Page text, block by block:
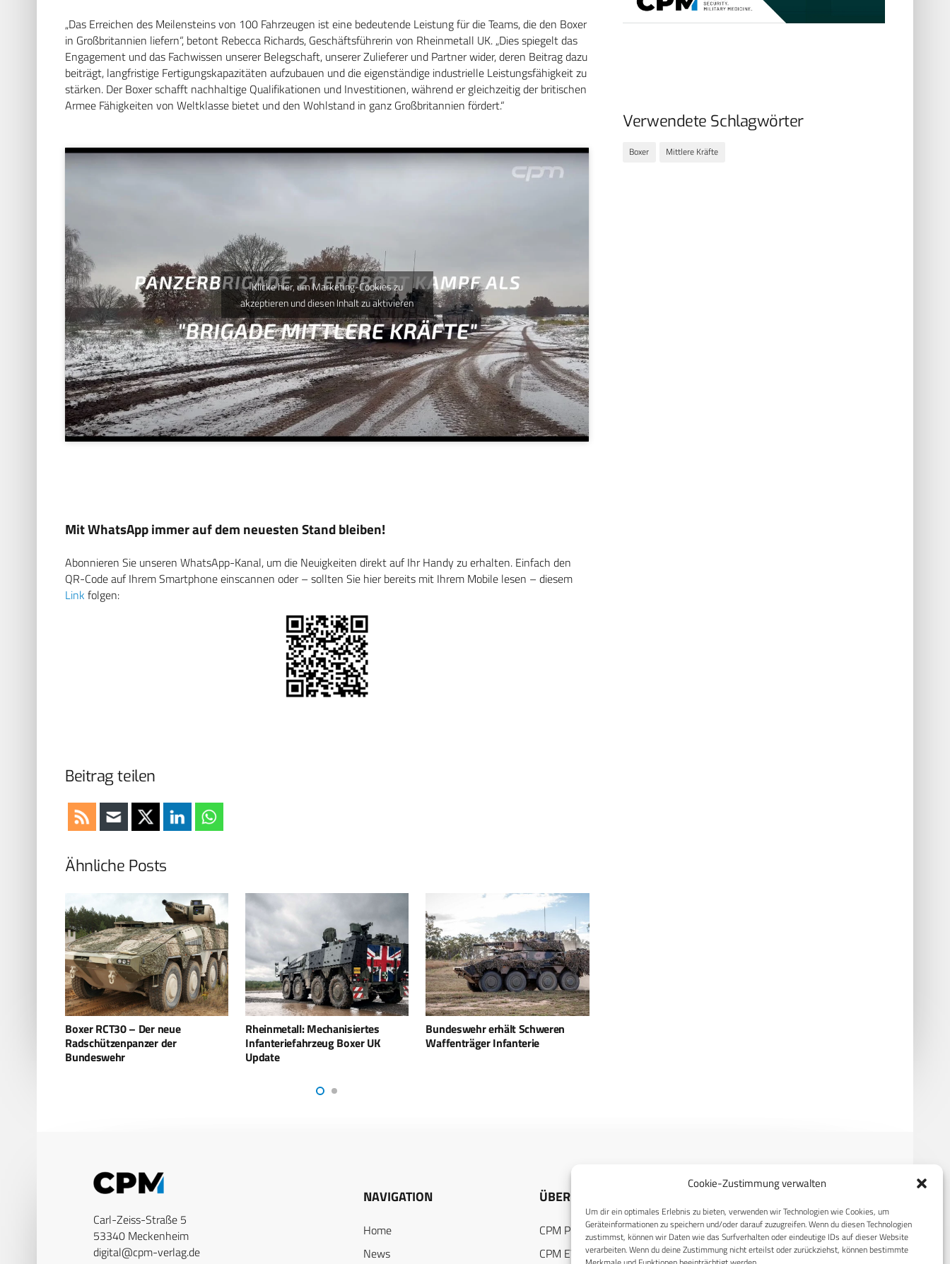
Cookie-Zustimmung verwalten
Um dir ein optimales Erlebnis zu bieten, verwenden wir Technologien wie Cookies, um
Geräteinformationen zu speichern und/oder darauf zuzugreifen. Wenn du diesen Technologien
zustimmst, können wir Daten wie das Surfverhalten oder eindeutige IDs auf dieser Website
verarbeiten. Wenn du deine Zustimmung nicht erteilst oder zurückziehst, können bestimmte
„Das Erreichen des Meilensteins von 100 Fahrzeugen ist eine bedeutende Leistung für die Teams, die den Boxer
in Großbritannien liefern“, betont Rebecca Richards, Geschäftsführerin von Rheinmetall UK. „Dies spiegelt das
Engagement und das Fachwissen unserer Belegschaft, unserer Zulieferer und Partner wider, deren Beitrag dazu
beiträgt, langfristige Fertigungskapazitäten aufzubauen und die eigenständige industrielle Leistungsfähigkeit zu
stärken. Der Boxer schafft nachhaltige Qualifikationen und Investitionen, während er gleichzeitig der britischen
Armee Fähigkeiten von Weltklasse bietet und den Wohlstand in ganz Großbritannien fördert.“
Klicke hier, um Marketing-Cookies zu
akzeptieren und diesen Inhalt zu aktivieren
Mit WhatsApp immer auf dem neuesten Stand bleiben!
Abonnieren Sie unseren WhatsApp-Kanal, um die Neuigkeiten direkt auf Ihr Handy zu erhalten. Einfach den
QR-Code auf Ihrem Smartphone einscannen oder – sollten Sie hier bereits mit Ihrem Mobile lesen – diesem
Link folgen:
Beitrag teilen
Verwendete Schlagwörter
Boxer Mittlere Kräfte
Ähnliche Posts
Rheinmetall: Mechanisiertes
Infanteriefahrzeug Boxer UK
Update
Bundeswehr erhält Schweren
Waffenträger Infanterie
RENK liefert Getriebe für Puma,
Büffel und Boxer
Carl-Zeiss-Straße 5
53340 Meckenheim
digital@cpm-verlag.de
NAVIGATION
Home
News
ÜBER UNS
CPM PUBLICATIONS
CPM EVENTS
RECHTLICHES
Datenschutzerklärung
Cookie-Richtlinie (EU)